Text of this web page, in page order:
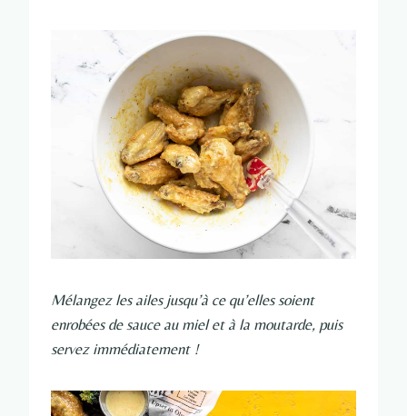
Mélangez les ailes jusqu’à ce qu’elles soient
enrobées de sauce au miel et à la moutarde, puis
servez immédiatement !